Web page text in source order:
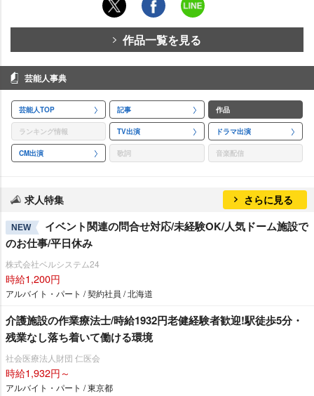
作品一覧を見る
芸能人事典
芸能人TOP 記事 作品
ランキング情報 TV出演 ドラマ出演
CM出演 歌詞 音楽配信
求人特集 さらに見る
NEW
イベント関連の問合せ対応/未経験OK/人気ドーム施設で
のお仕事/平日休み
株式会社ベルシステム24
時給1,200円
アルバイト・パート / 契約社員 / 北海道
介護施設の作業療法士/時給1932円老健経験者歓迎!駅徒歩5分・
残業なし落ち着いて働ける環境
社会医療法人財団 仁医会
時給1,932円～
アルバイト・パート / 東京都